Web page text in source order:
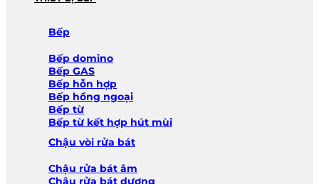
Bếp
Bếp domino
Bếp GAS
Bếp hỗn hợp
Bếp hồng ngoại
Bếp từ
Bếp từ kết hợp hút mùi
Chậu vòi rửa bát
Chậu rửa bát âm
Chậu rửa bát dương